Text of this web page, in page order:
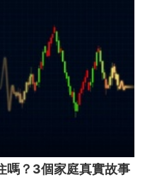
嗎？3個家庭真實故事